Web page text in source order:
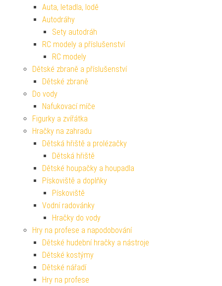
Auta, letadla, lodě
Autodráhy
Sety autodráh
RC modely a příslušenství
RC modely
Dětské zbraně a příslušenství
Dětské zbraně
Do vody
Nafukovací míče
Figurky a zvířátka
Hračky na zahradu
Dětská hřiště a prolézačky
Dětská hřiště
Dětské houpačky a houpadla
Pískoviště a doplňky
Pískoviště
Vodní radovánky
Hračky do vody
Hry na profese a napodobování
Dětské hudební hračky a nástroje
Dětské kostýmy
Dětské nářadí
Hry na profese